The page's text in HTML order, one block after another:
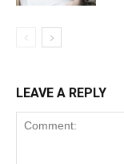
LEAVE A REPLY